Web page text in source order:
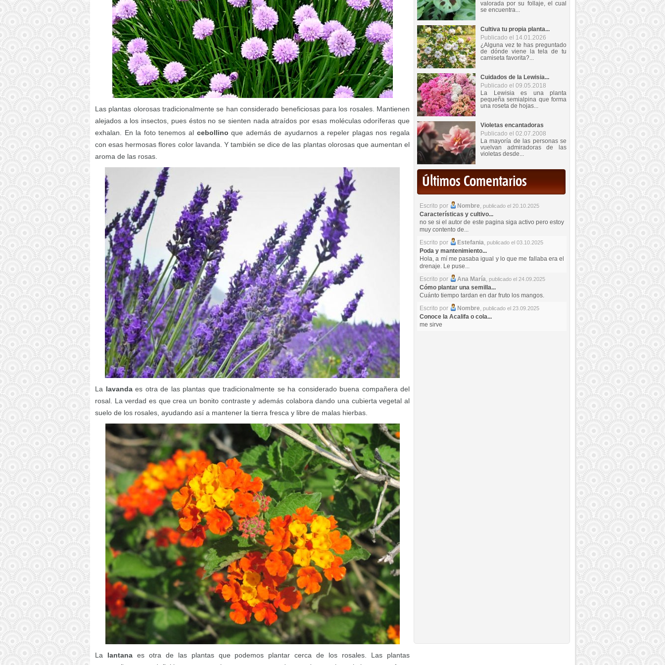
Las plantas olorosas tradicionalmente se han considerado beneficiosas para los rosales. Mantienen
alejados a los insectos, pues éstos no se sienten nada atraídos por esas moléculas odoríferas que
exhalan. En la foto tenemos al cebollino que además de ayudarnos a repeler plagas nos regala
con esas hermosas flores color lavanda. Y también se dice de las plantas olorosas que aumentan el
aroma de las rosas.
La lavandaes otra de las plantas que tradicionalmente se ha considerado buena compañera del
rosal. La verdad es que crea un bonito contraste y además colabora dando una cubierta vegetal al
suelo de los rosales, ayudando así a mantener la tierra fresca y libre de malas hierbas.
La lantanaes otra de las plantas que podemos plantar cerca de los rosales. Las plantas
valorada por su follaje, el cual
se encuentra...
Cultiva tu propia planta...
Publicado el 14.01.2026
¿Alguna vez te has preguntado
de dónde viene la tela de tu
camiseta favorita?...
Cuidados de la Lewisia...
Publicado el 09.05.2018
La Lewisia es una planta
pequeña semialpina que forma
una roseta de hojas...
Violetas encantadoras
Publicado el 02.07.2008
La mayoría de las personas se
vuelvan admiradoras de las
violetas desde...
Últimos Comentarios
Escrito por Nombre, publicado el 20.10.2025
Características y cultivo...
no se si el autor de este pagina siga activo pero estoy
muy contento de...
Escrito por
Estefania, publicado el 03.10.2025
Poda y mantenimiento...
Hola, a mí me pasaba igual y lo que me fallaba era el
drenaje. Le puse...
Escrito por
Ana María, publicado el 24.09.2025
Cómo plantar una semilla...
Cuánto tiempo tardan en dar fruto los mangos.
Escrito por
Nombre, publicado el 23.09.2025
Conoce la Acalifa o cola...
me sirve